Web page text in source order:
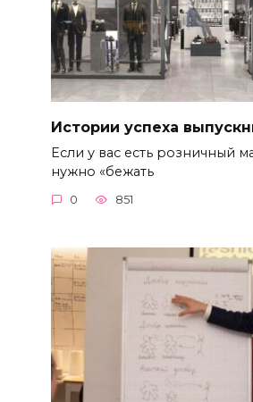
Истории успеха
Если у вас есть розничный
нужно «бежать
0 851